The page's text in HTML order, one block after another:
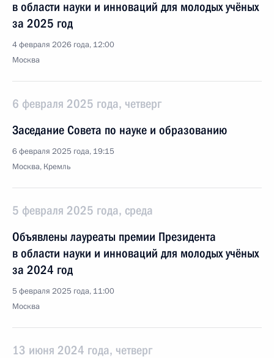
в области науки и инноваций для молодых учёных
за 2025 год
4 февраля 2026 года, 12:00
Москва
6 февраля 2025 года, четверг
Заседание Совета по науке и образованию
6 февраля 2025 года, 19:15
Москва, Кремль
5 февраля 2025 года, среда
Объявлены лауреаты премии Президента
в области науки и инноваций для молодых учёных
за 2024 год
5 февраля 2025 года, 11:00
Москва
13 июня 2024 года, четверг